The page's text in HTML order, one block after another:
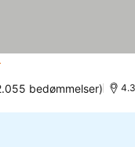
bedømmelser)